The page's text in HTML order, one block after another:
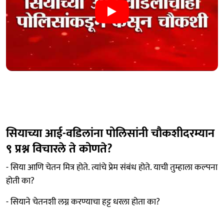
सियाच्या आई-वडिलांना पोलिसांनी चौकशीदरम्यान
९ प्रश्न विचारले ते कोणते?
- सिया आणि चेतन मित्र होते. त्यांचे प्रेम संबंध होते. याची तुम्हाला कल्पना
होती का?
- सियाने चेतनशी लग्न करण्याचा हट्ट धरला होता का?